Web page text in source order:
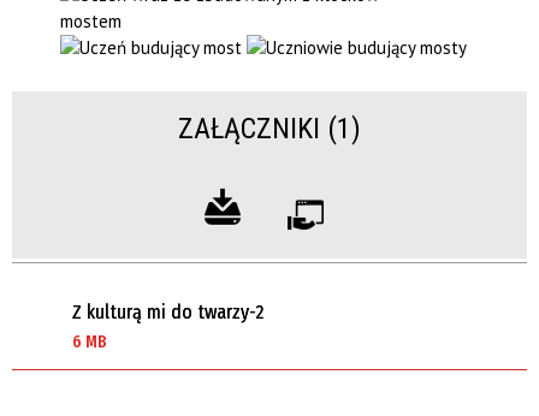
ZAŁĄCZNIKI (1)
Z kulturą mi do twarzy-2
6 MB